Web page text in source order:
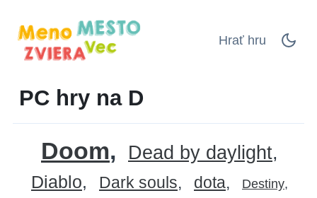
Hrať hru
PC hry na D
Doom Dead by daylight
Diablo Dark souls dota Destiny